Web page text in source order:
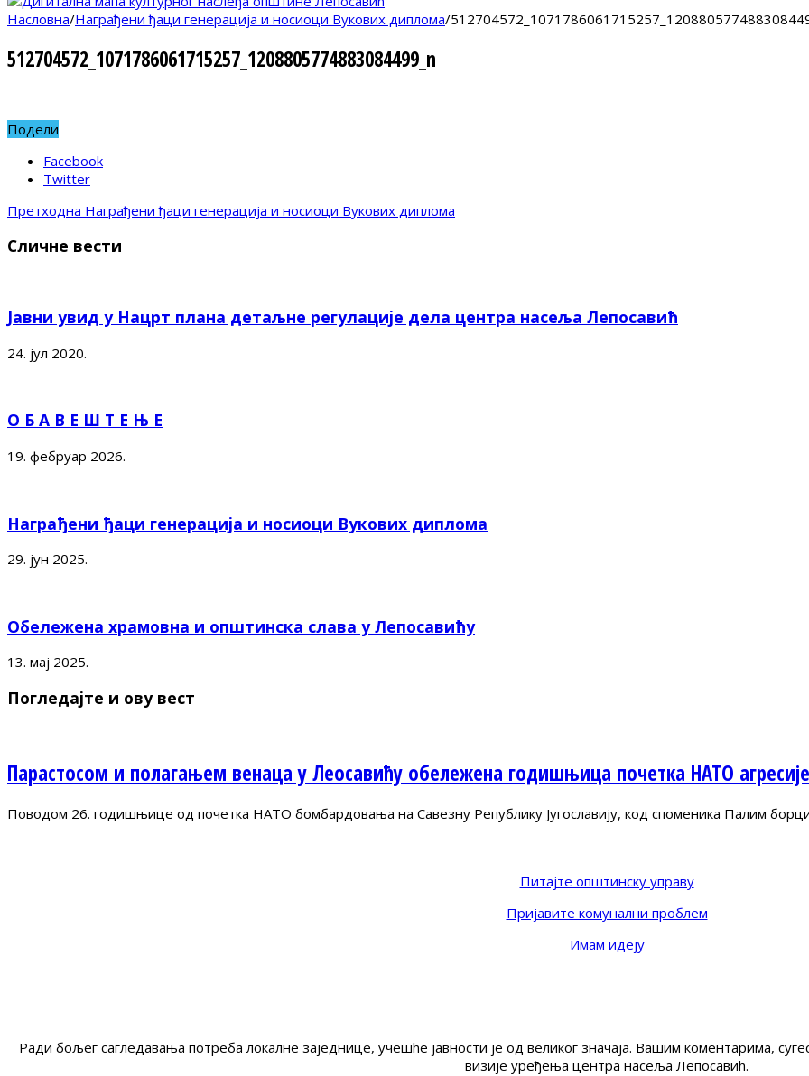
Насловна/Награђени ђаци генерација и носиоци Вукових диплома/
512704572_1071786061715257_1208805774883084499_n
Подели
Facebook
Twitter
Претходна Награђени ђаци генерација и носиоци Вукових диплома
Сличне вести
Јавни увид у Нацрт плана детаљне регулације дела центра насеља Лепосавић
24. јул 2020.
О Б А В Е Ш Т Е Њ Е
19. фебруар 2026.
Награђени ђаци генерација и носиоци Вукових диплома
29. јун 2025.
Обележена храмовна и општинска слава у Лепосавићу
13. мај 2025.
Погледајте и ову вест
Парастосом и полагањем венаца у Леосавићу обележена годишњица почетка НАТО агресије
Поводом 26. годишњице од почетка НАТО бомбардовања на Савезну Републику Југославију, код споменика Палим
Питајте општинску управу
Пријавите комунални проблем
Имам идеју
Ради бољег сагледавања потреба локалне заједнице, учешће јавности је од великог значаја. Вашим коментарима,
визије уређења центра насеља Лепосавић.